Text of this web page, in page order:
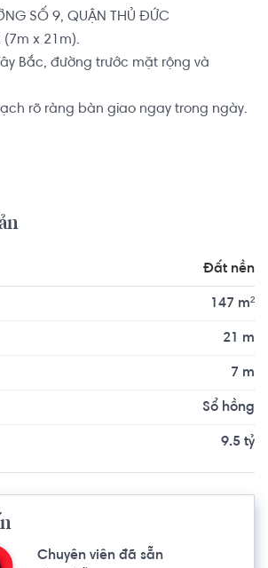
SỐ 9, QUẬN THỦ ĐỨC
x 21m).
Bắc, đường trước mặt rộng và
rõ ràng bàn giao ngay trong ngày.
Gần chợ, UBND, đường lớn giao
Đất nền
147 m²
21 m
7 m
Sổ hồng
9.5 tỷ
Chuyên viên đã sẵn